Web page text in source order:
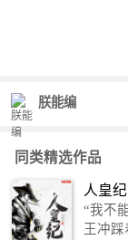
朕能编
同类精选作品
人皇纪
“我不能
王冲